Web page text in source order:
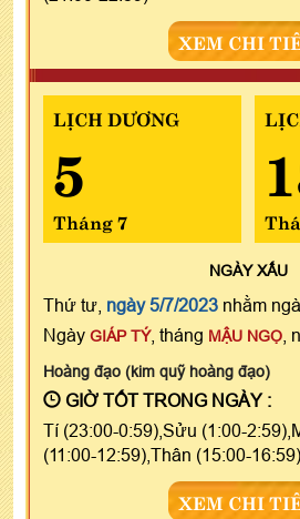
XEM CHI
LỊCH DƯƠNG
5
Tháng 7
NGÀYXẤU
Thứ tư, ngày 5/7/2023 nhằm
Ngày GIÁP TÝ, tháng MẬU NGỌ ,
Hoàng đạo (kim quỹ hoàng đạo)
GIỜ TỐT TRONG NGÀY :
Tí (23:00-0:59),Sửu (1:00-
(11:00-12:59),Thân (15:00-
XEM CHI